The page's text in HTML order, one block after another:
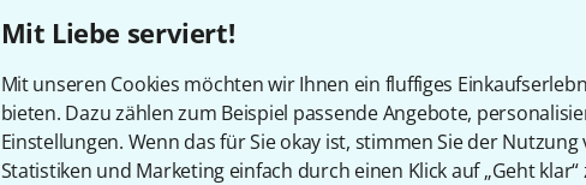
Mit Liebe serviert!
Mit unseren Cookies möchten wir Ihnen ein fluffiges
bieten. Dazu zählen zum Beispiel passende Angebote,
Einstellungen. Wenn das für Sie okay ist, stimmen Sie der
Statistiken und Marketing einfach durch einen Klick auf „Geht klar“